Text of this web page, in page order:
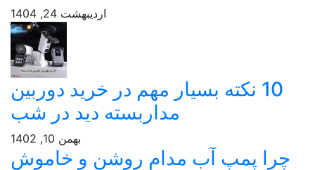
اردیبهشت 24, 1404
10 نکته بسیار مهم در خرید دوربین
مداربسته دید در شب
بهمن 10, 1402
چرا پمپ آب مدام روشن و خاموش